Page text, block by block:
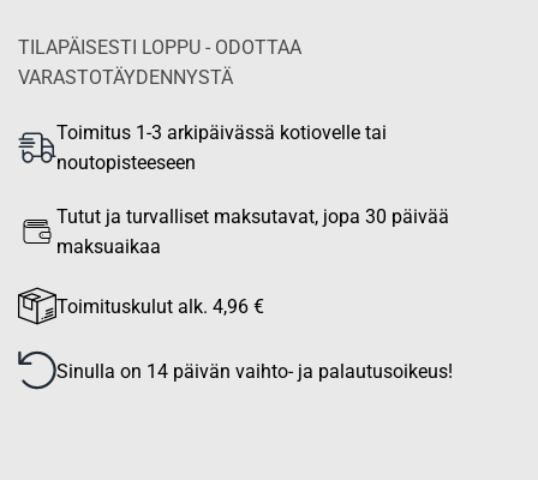
TILAPÄISESTI LOPPU - ODOTTAA
VARASTOTÄYDENNYSTÄ
Toimitus 1-3 arkipäivässä kotiovelle tai
noutopisteeseen
Tutut ja turvalliset maksutavat, jopa 30 päivää
maksuaikaa
Toimituskulut alk. 4,96 €
Sinulla on 14 päivän vaihto- ja palautusoikeus!